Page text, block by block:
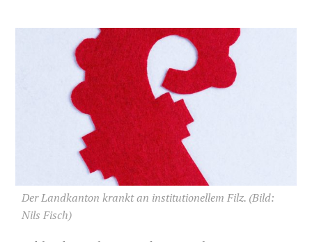
Der Landkanton krankt an institutionellem Filz. (Bild:
Nils Fisch)